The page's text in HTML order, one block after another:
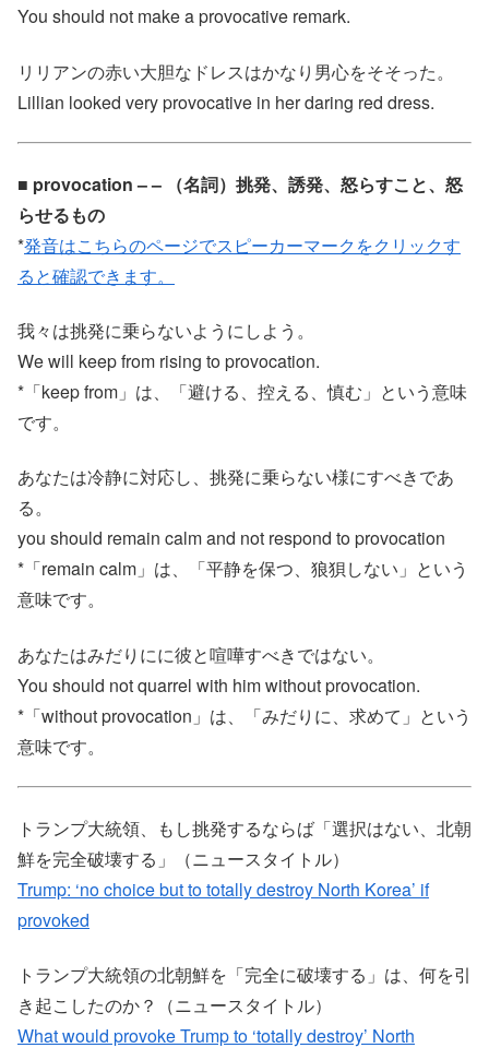
You should not make a provocative remark.
リリアンの赤い大胆なドレスはかなり男心をそそった。
Lillian looked very provocative in her daring red dress.
■ provocation – – （名詞）挑発、誘発、怒らすこと、怒
らせるもの
*発音はこちらのページでスピーカーマークをクリックす
ると確認できます。
我々は挑発に乗らないようにしよう。
We will keep from rising to provocation.
*「keep from」は、「避ける、控える、慎む」という意味
です。
あなたは冷静に対応し、挑発に乗らない様にすべきであ
る。
you should remain calm and not respond to provocation
*「remain calm」は、「平静を保つ、狼狽しない」という
意味です。
あなたはみだりにに彼と喧嘩すべきではない。
You should not quarrel with him without provocation.
*「without provocation」は、「みだりに、求めて」という
意味です。
トランプ大統領、もし挑発するならば「選択はない、北朝
鮮を完全破壊する」（ニュースタイトル）
Trump: ‘no choice but to totally destroy North Korea’ if
provoked
トランプ大統領の北朝鮮を「完全に破壊する」は、何を引
き起こしたのか？（ニュースタイトル）
What would provoke Trump to ‘totally destroy’ North